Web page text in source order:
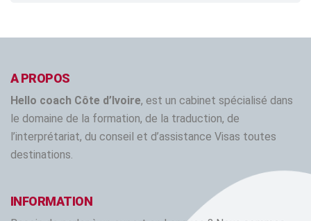
A PROPOS
Hello coach Côte d’Ivoire, est un cabinet spécialisé dans
le domaine de la formation, de la traduction, de
l’interprétariat, du conseil et d’assistance Visas toutes
destinations.
INFORMATION